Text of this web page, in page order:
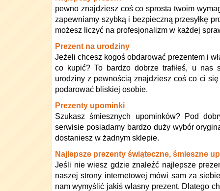
pewno znajdziesz coś co sprosta twoim
zapewniamy szybką i bezpieczną przesyłkę
możesz liczyć na profesjonalizm w każdej
Prezent na urodziny
Jeżeli chcesz kogoś obdarować prezentem i
co kupić? To bardzo dobrze trafiłeś, u nas
urodziny z pewnością znajdziesz coś co ci
podarować bliskiej osobie.
Prezenty upominki
Szukasz śmiesznych upominków? Pod
serwisie posiadamy bardzo duży wybór
dostaniesz w żadnym sklepie.
Najlepsze prezenty świąteczne, śmieszne
Jeśli nie wiesz gdzie znaleźć najlepsze
naszej strony internetowej mówi sam za
nam wymyślić jakiś własny prezent. Dlatego